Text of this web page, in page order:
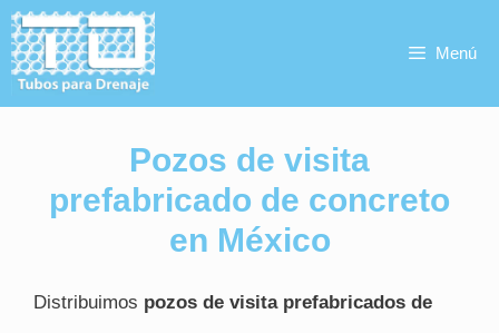
Saltar
al
contenido
Menú
Pozos de visita
prefabricado de concreto
en México
Distribuimos pozos de visita prefabricados de